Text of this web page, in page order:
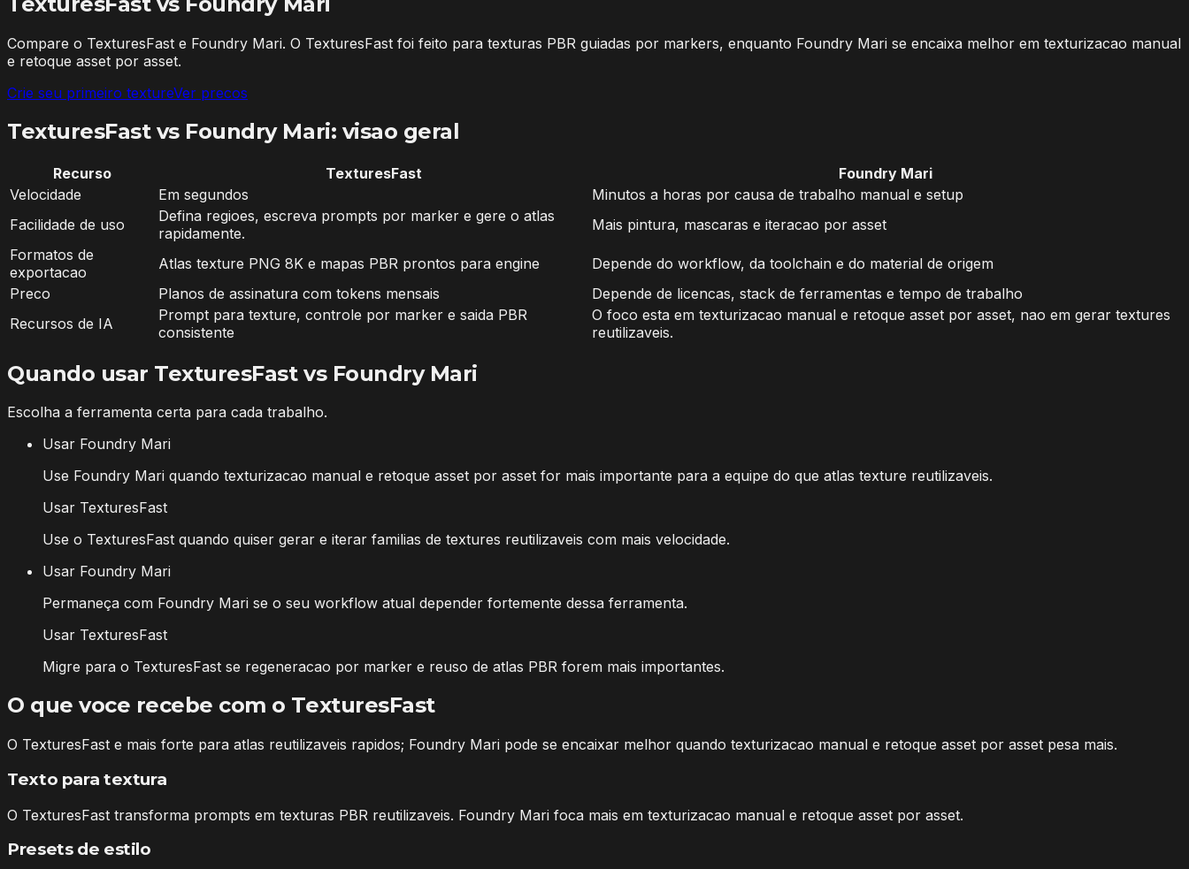
Compare o TexturesFast e Foundry Mari. O TexturesFast foi feito para texturas PBR guiadas por markers, enquanto Foundry Mari se encaixa melhor em texturizacao manual
e retoque asset por asset.
Crie seu primeiro textureVer precos
TexturesFast vs Foundry Mari: visao geral
Recurso TexturesFast
Foundry Mari
Velocidade
Em segundos
Minutos a horas por causa de trabalho manual e setup
Facilidade de uso
Defina regioes, escreva prompts por marker e gere o atlas
rapidamente.
Mais pintura, mascaras e iteracao por asset
Formatos de
exportacao
Atlas texture PNG 8K e mapas PBR prontos para engine
Depende do workflow, da toolchain e do material de origem
Preco
Planos de assinatura com tokens mensais
Depende de licencas, stack de ferramentas e tempo de trabalho
Recursos de IA
Prompt para texture, controle por marker e saida PBR
consistente
O foco esta em texturizacao manual e retoque asset por asset, nao em gerar textures
reutilizaveis.
Quando usar TexturesFast vs Foundry Mari
Escolha a ferramenta certa para cada trabalho.
Usar Foundry Mari
Use Foundry Mari quando texturizacao manual e retoque asset por asset for mais importante para a equipe do que atlas texture reutilizaveis.
Usar TexturesFast
Use o TexturesFast quando quiser gerar e iterar familias de textures reutilizaveis com mais velocidade.
Usar Foundry Mari
Permaneça com Foundry Mari se o seu workflow atual depender fortemente dessa ferramenta.
Usar TexturesFast
Migre para o TexturesFast se regeneracao por marker e reuso de atlas PBR forem mais importantes.
O que voce recebe com o TexturesFast
O TexturesFast e mais forte para atlas reutilizaveis rapidos; Foundry Mari pode se encaixar melhor quando texturizacao manual e retoque asset por asset pesa mais.
Texto para textura
O TexturesFast transforma prompts em texturas PBR reutilizaveis. Foundry Mari foca mais em texturizacao manual e retoque asset por asset.
Presets de estilo